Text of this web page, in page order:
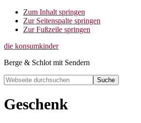
Zum Inhalt springen
Zur Seitenspalte springen
Zur Fußzeile springen
die konsumkinder
Berge & Schlot mit Sendern
Webseite
durchsuchen
Search
Geschenk